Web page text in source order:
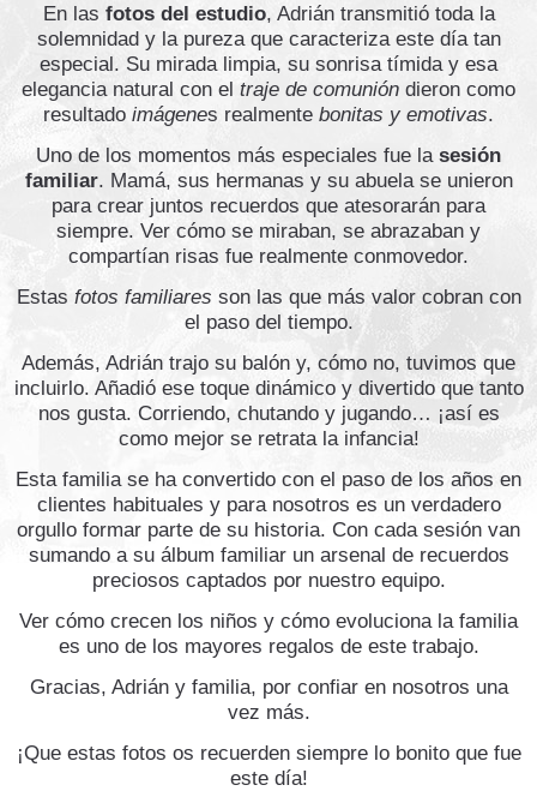
En las fotos del estudio, Adrián transmitió toda la
solemnidad y la pureza que caracteriza este día tan
especial. Su mirada limpia, su sonrisa tímida y esa
elegancia natural con el traje de comunión dieron como
resultado imágenes realmente bonitas y emotivas.
Uno de los momentos más especiales fue la sesión
familiar. Mamá, sus hermanas y su abuela se unieron
para crear juntos recuerdos que atesorarán para
siempre. Ver cómo se miraban, se abrazaban y
compartían risas fue realmente conmovedor.
Estas fotos familiares son las que más valor cobran con
el paso del tiempo.
Además, Adrián trajo su balón y, cómo no, tuvimos que
incluirlo. Añadió ese toque dinámico y divertido que tanto
nos gusta. Corriendo, chutando y jugando… ¡así es
como mejor se retrata la infancia!
Esta familia se ha convertido con el paso de los años en
clientes habituales y para nosotros es un verdadero
orgullo formar parte de su historia. Con cada sesión van
sumando a su álbum familiar un arsenal de recuerdos
preciosos captados por nuestro equipo.
Ver cómo crecen los niños y cómo evoluciona la familia
es uno de los mayores regalos de este trabajo.
Gracias, Adrián y familia, por confiar en nosotros una
vez más.
¡Que estas fotos os recuerden siempre lo bonito que fue
este día!